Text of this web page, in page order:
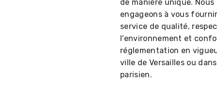
de manière unique. Nous
engageons à vous
service de qualité,
l'environnement et
réglementation en
ville de Versailles ou
parisien.